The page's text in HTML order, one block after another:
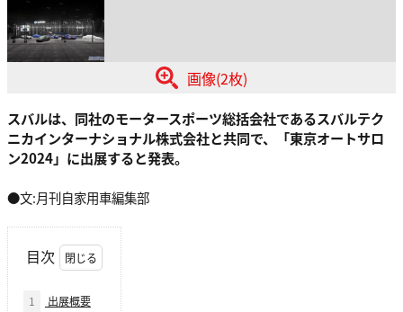
画像(2枚)
スバルは、同社のモータースポーツ総括会社であるスバルテク
ニカインターナショナル株式会社と共同で、「東京オートサロ
ン2024」に出展すると発表。
●文:月刊自家用車編集部
目次
1 出展概要